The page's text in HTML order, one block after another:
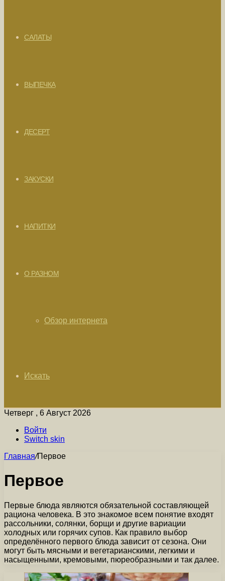
САЛАТЫ
ВЫПЕЧКА
ДЕСЕРТ
ЗАКУСКИ
НАПИТКИ
О РАЗНОМ
Обзор интернета
Искать
Четверг , 6 Август 2026
Войти
Switch skin
Главная/Первое
Первое
Первые блюда являются обязательной составляющей
рациона человека. В это знакомое всем понятие входят
рассольники, солянки, борщи и другие вариации
холодных или горячих супов. Как правило выбор
определённого первого блюда зависит от сезона. Они
могут быть мясными и вегетарианскими, легкими и
насыщенными, кремовыми, пюреобразными и так далее.